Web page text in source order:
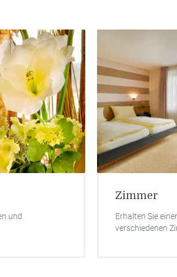
Erhalten Sie einen Einblick in unsere
verschiedenen Zimmer-Angebote.